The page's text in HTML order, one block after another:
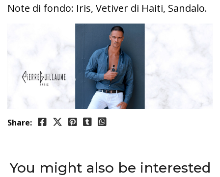
Note di fondo: Iris, Vetiver di Haiti, Sandalo.
Share:
You might also be interested